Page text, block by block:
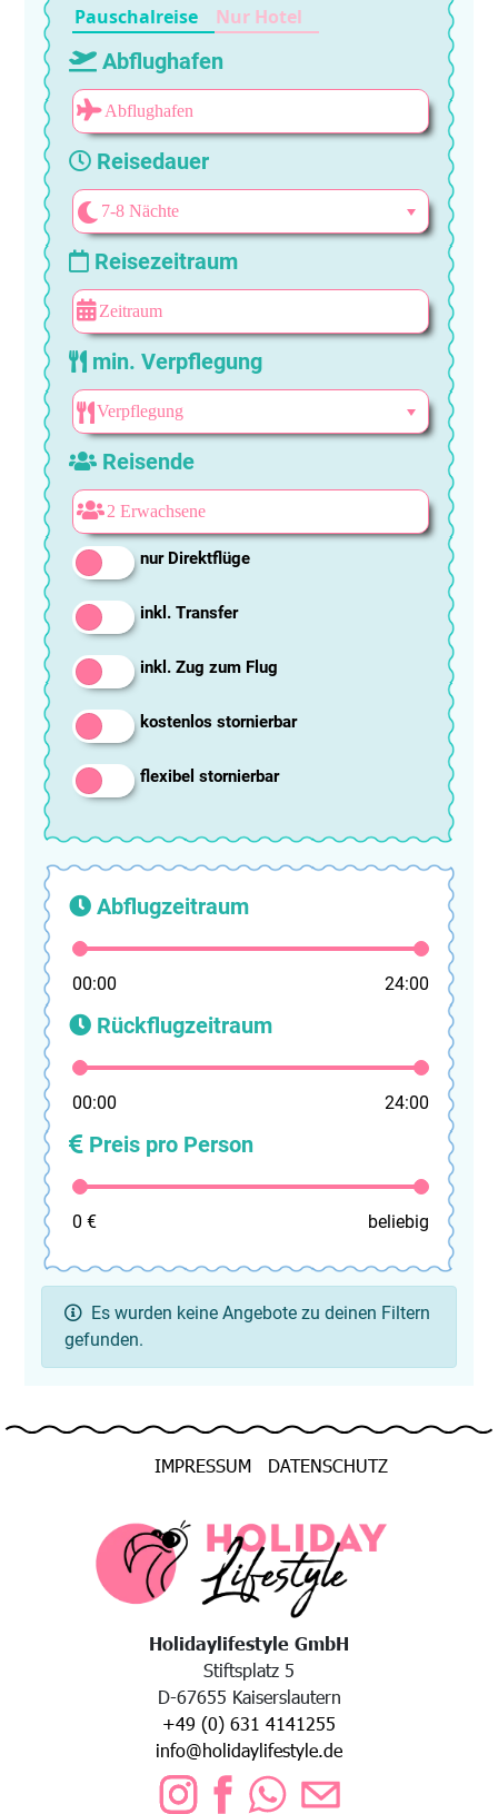
Pauschalreise Nur Hotel
Abflughafen
Reisedauer
Reisezeitraum
min. Verpflegung
Reisende
nur Direktflüge
inkl. Transfer
inkl. Zug zum Flug
kostenlos stornierbar
flexibel stornierbar
Abflugzeitraum
00:00 24:00
Rückflugzeitraum
00:00 24:00
Preis pro Person
0 € beliebig
Es wurden keine Angebote zu deinen Filtern
gefunden.
IMPRESSUM DATENSCHUTZ
Holidaylifestyle GmbH
Stiftsplatz 5
D-67655 Kaiserslautern
+49 (0) 631 4141255
info@holidaylifestyle.de